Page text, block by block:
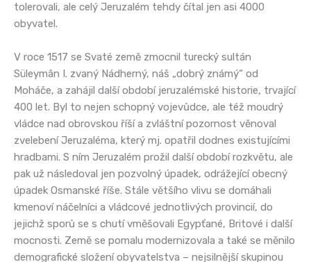
tolerovali, ale celý Jeruzalém tehdy čítal jen asi 4000
obyvatel.
V roce 1517 se Svaté země zmocnil turecký sultán
Süleymân I. zvaný Nádherný, náš „dobrý známý“ od
Moháče, a zahájil další období jeruzalémské historie, trvající
400 let. Byl to nejen schopný vojevůdce, ale též moudrý
vládce nad obrovskou říší a zvláštní pozornost věnoval
zvelebení Jeruzaléma, který mj. opatřil dodnes existujícími
hradbami. S ním Jeruzalém prožil další období rozkvětu, ale
pak už následoval jen pozvolný úpadek, odrážející obecný
úpadek Osmanské říše. Stále většího vlivu se domáhali
kmenoví náčelníci a vládcové jednotlivých provincií, do
jejichž sporů se s chutí vměšovali Egypťané, Britové i další
mocnosti. Země se pomalu modernizovala a také se měnilo
demografické složení obyvatelstva – nejsilnější skupinou